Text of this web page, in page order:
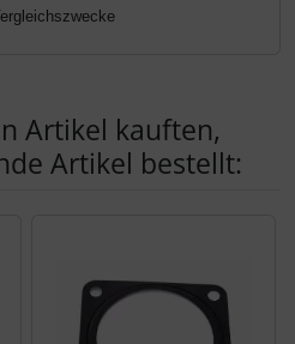
Artikel kauften,
Artikel bestellt: